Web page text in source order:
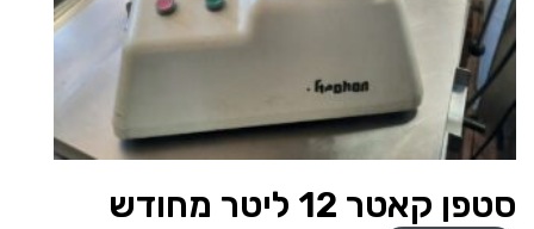
סטפן קאטר 12 ליטר מחודש